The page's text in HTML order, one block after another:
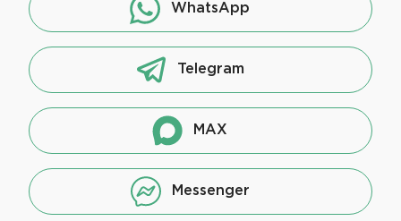
WhatsApp
Telegram
MAX
Messenger